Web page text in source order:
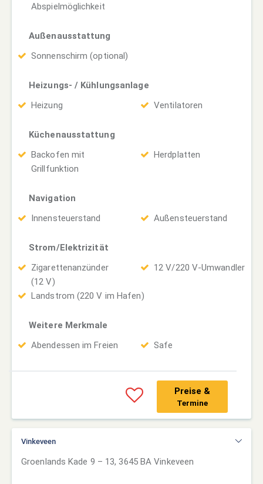
Abspielmöglichkeit
Außenausstattung
Sonnenschirm (optional)
Heizungs- / Kühlungsanlage
Heizung
Ventilatoren
Küchenausstattung
Backofen mit
Grillfunktion
Herdplatten
Navigation
Innensteuerstand
Außensteuerstand
Strom/Elektrizität
Zigarettenanzünder
(12 V)
12 V/220 V-Umwandler
Landstrom (220 V im Hafen)
Weitere Merkmale
Abendessen im Freien
Safe
Preise &
Termine
Vinkeveen
Groenlands Kade 9 – 13, 3645 BA Vinkeveen